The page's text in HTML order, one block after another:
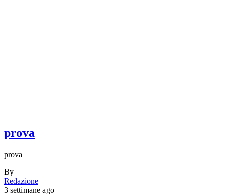
prova
prova
By
Redazione
3 settimane ago